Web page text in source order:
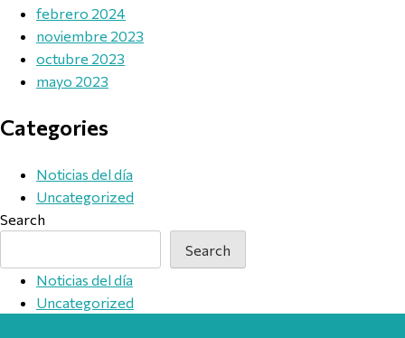
febrero 2024
noviembre 2023
octubre 2023
mayo 2023
Categories
Noticias del día
Uncategorized
Search
Search
Noticias del día
Uncategorized